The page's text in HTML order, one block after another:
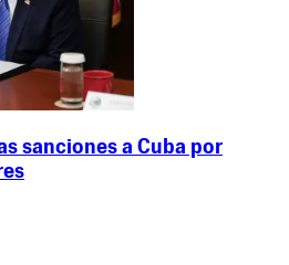
sanciones a Cuba por